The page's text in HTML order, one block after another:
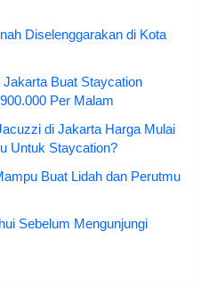
Diselenggarakan di Kota
Buat Staycation
Per Malam
di Jakarta Harga Mulai
Untuk Staycation?
Buat Lidah dan Perutmu
Sebelum Mengunjungi